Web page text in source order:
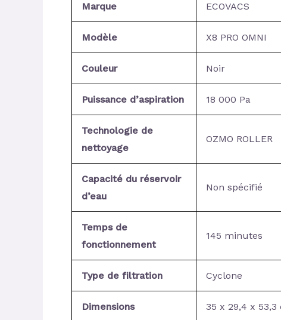
Marque ECOVACS
Modèle X8 PRO OMNI
Couleur Noir
Puissance d’aspiration 18 000 Pa
Technologie de
nettoyage
OZMO ROLLER
Capacité du réservoir
d’eau
Non spécifié
Temps de
fonctionnement
145 minutes
Type de filtration Cyclone
Dimensions 35 x 29,4 x 53,3